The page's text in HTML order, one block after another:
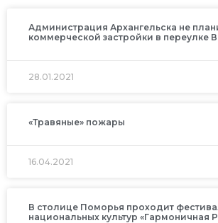
Администрация Архангельска не
коммерческой застройки в переулке
28.01.2021
«Травяные» пожары
16.04.2021
В столице Поморья проходит
национальных культур «Гармоничная